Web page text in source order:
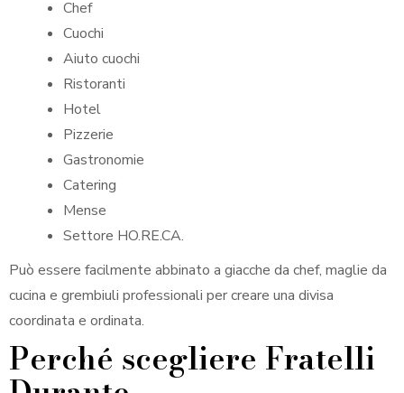
Chef
Cuochi
Aiuto cuochi
Ristoranti
Hotel
Pizzerie
Gastronomie
Catering
Mense
Settore HO.RE.CA.
Può essere facilmente abbinato a giacche da chef, maglie da
cucina e grembiuli professionali per creare una divisa
coordinata e ordinata.
Perché scegliere Fratelli